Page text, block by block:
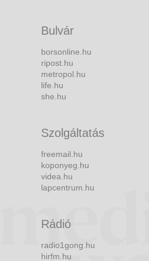
Bulvár
borsonline.hu
ripost.hu
metropol.hu
life.hu
she.hu
Szolgáltatás
freemail.hu
koponyeg.hu
videa.hu
lapcentrum.hu
Rádió
radio1gong.hu
hirfm.hu